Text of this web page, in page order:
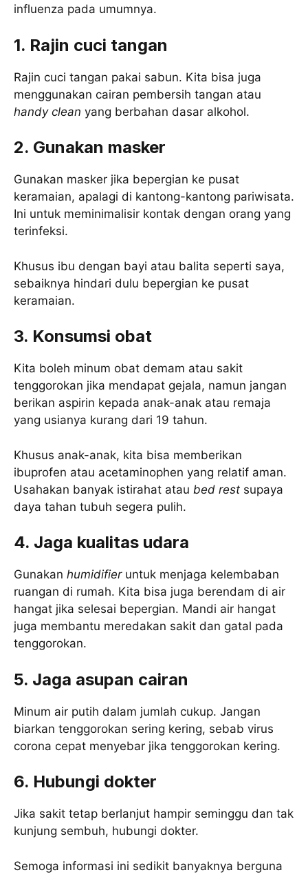
influenza pada umumnya.
1. Rajin cuci tangan
Rajin cuci tangan pakai sabun. Kita bisa juga
menggunakan cairan pembersih tangan atau
handy clean yang berbahan dasar alkohol.
2. Gunakan masker
Gunakan masker jika bepergian ke pusat
keramaian, apalagi di kantong-kantong pariwisata.
Ini untuk meminimalisir kontak dengan orang yang
terinfeksi.
Khusus ibu dengan bayi atau balita seperti saya,
sebaiknya hindari dulu bepergian ke pusat
keramaian.
3. Konsumsi obat
Kita boleh minum obat demam atau sakit
tenggorokan jika mendapat gejala, namun jangan
berikan aspirin kepada anak-anak atau remaja
yang usianya kurang dari 19 tahun.
Khusus anak-anak, kita bisa memberikan
ibuprofen atau acetaminophen yang relatif aman.
Usahakan banyak istirahat atau bed rest supaya
daya tahan tubuh segera pulih.
4. Jaga kualitas udara
Gunakan humidifieruntuk menjaga kelembaban
ruangan di rumah. Kita bisa juga berendam di air
hangat jika selesai bepergian. Mandi air hangat
juga membantu meredakan sakit dan gatal pada
tenggorokan.
5. Jaga asupan cairan
Minum air putih dalam jumlah cukup. Jangan
biarkan tenggorokan sering kering, sebab virus
corona cepat menyebar jika tenggorokan kering.
6. Hubungi dokter
Jika sakit tetap berlanjut hampir seminggu dan tak
kunjung sembuh, hubungi dokter.
Semoga informasi ini sedikit banyaknya berguna